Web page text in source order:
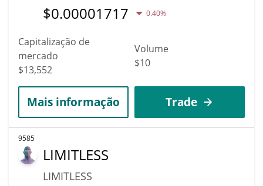
$0.00001717 0.40%
Capitalização de
mercado
$13,552
Volume
$10
Mais informação Trade
9585
LIMITLESS
LIMITLESS